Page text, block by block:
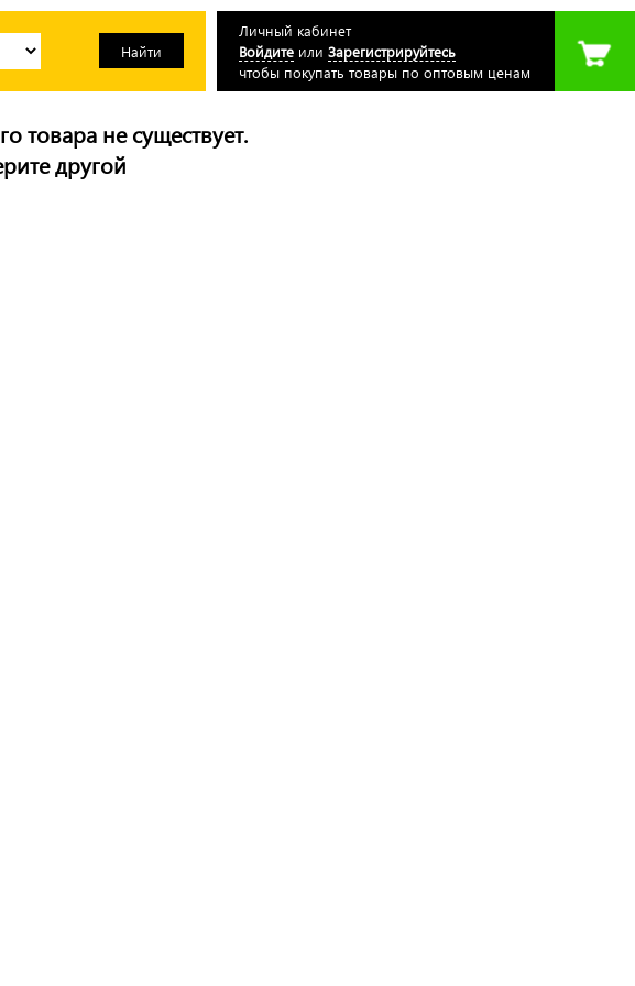
Личный кабинет
Войдите или Зарегистрируйтесь
чтобы покупать товары по оптовым ценам
товара не существует.
другой